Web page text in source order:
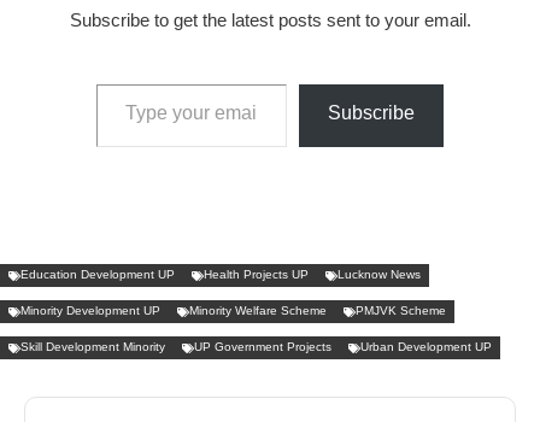
Subscribe to get the latest posts sent to your email.
Type your email…
Subscribe
Education Development UP Health Projects UP Lucknow News
Minority Development UP Minority Welfare Scheme PMJVK Scheme
Skill Development Minority UP Government Projects Urban Development UP